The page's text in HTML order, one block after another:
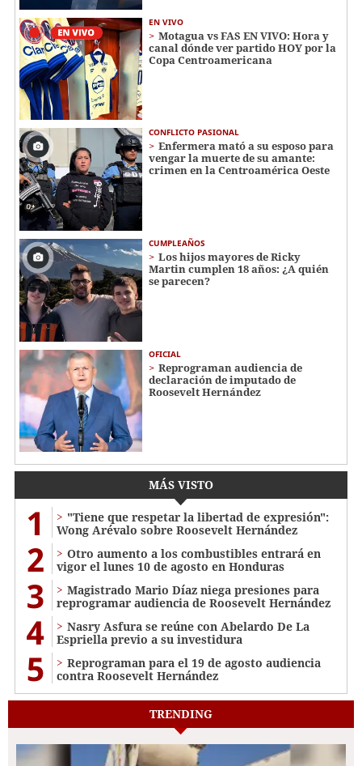
EN VIVO
Motagua vs FAS EN VIVO: Hora y
canal dónde ver partido HOY por la
Copa Centroamericana
CONFLICTO PASIONAL
Enfermera mató a su esposo para
vengar la muerte de su amante:
crimen en la Centroamérica Oeste
CUMPLEAÑOS
Los hijos mayores de Ricky
Martin cumplen 18 años: ¿A quién
se parecen?
OFICIAL
Reprograman audiencia de
declaración de imputado de
Roosevelt Hernández
MÁS VISTO
1
"Tiene que respetar la libertad de expresión":
Wong Arévalo sobre Roosevelt Hernández
2
Otro aumento a los combustibles entrará en
vigor el lunes 10 de agosto en Honduras
3
Magistrado Mario Díaz niega presiones para
reprogramar audiencia de Roosevelt Hernández
4
Nasry Asfura se reúne con Abelardo De La
Espriella previo a su investidura
5
Reprograman para el 19 de agosto audiencia
contra Roosevelt Hernández
TRENDING